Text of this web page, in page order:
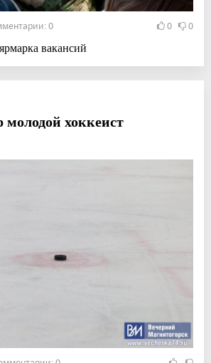
0 0 0
вакансий
хоккеист